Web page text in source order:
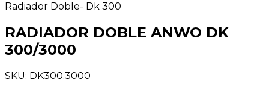
Radiador Doble- Dk 300
RADIADOR DOBLE ANWO DK
300/3000
SKU: DK300.3000